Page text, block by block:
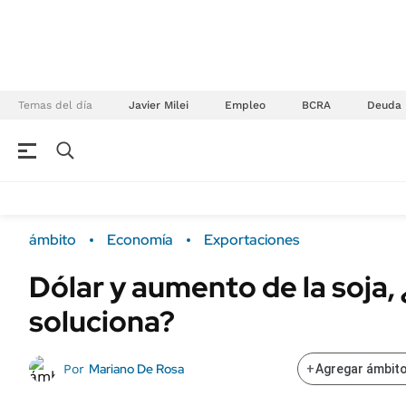
Temas del día Javier Milei Empleo BCRA Deuda
Campo
FINANZAS
Mercados
Sustentabilidad
POLÍTICA
ámbito Economía Exportaciones
Dólar y aumento de la soja,
soluciona?
Por Mariano De Rosa +Agregar